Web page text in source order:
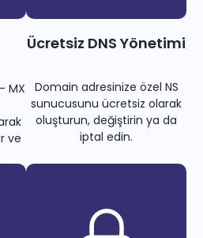
MX
ve
Ücretsiz DNS Yönetimi
Domain adresinize özel NS
sunucusunu ücretsiz olarak
oluşturun, değiştirin ya da
iptal edin.